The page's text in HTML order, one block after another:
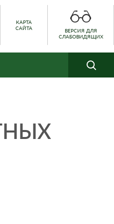
КАРТА
САЙТА
ВЕРСИЯ ДЛЯ
СЛАБОВИДЯЩИХ